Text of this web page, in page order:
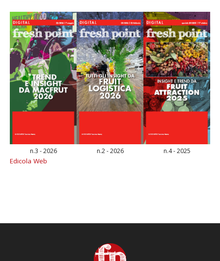
n.3 - 2026 n.2 - 2026 n.4 - 2025
Edicola Web